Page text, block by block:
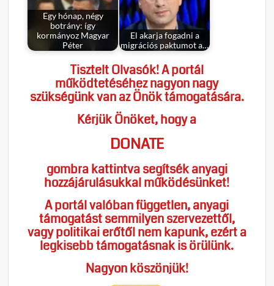
Egy hónap, négy
botrány: így
kormányoz Magyar
Péter
El akarja fogadni a
migrációs paktumot a…
Tisztelt Olvasók! A portál
működtetéséhez nagyon nagy
szükségünk van az Önök támogatására.
Kérjük Önöket, hogy a
DONATE
gombra kattintva segítsék anyagi
hozzájárulásukkal működésünket!
A portál valóban független, anyagi
támogatást semmilyen szervezettől,
vagy politikai erőtől nem kapunk, ezért a
legkisebb támogatásnak is örülünk.
Nagyon köszönjük!